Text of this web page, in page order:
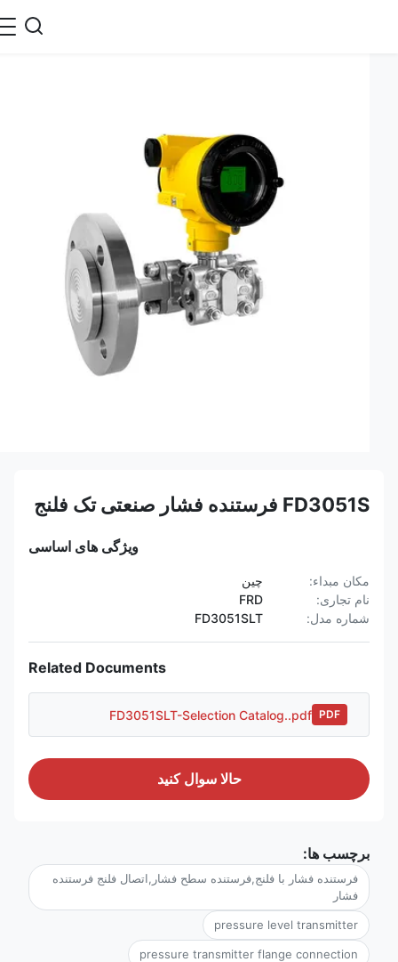
FD3051S فرستنده فشار صنعتی تک فلنج
ویژگی های اساسی
مکان مبداء:
نام تجاری:
شماره مدل:
FD3051SLT
Related Documents
FD3051SLT-Selection Catalog..pdf
حالا سوال کنيد
برچسب ها:
فرستنده فشار با فلنج,فرستنده سطح فشار,اتصال فلنج فرستنده
فشار
pressure level transmitter
pressure transmitter flange connection